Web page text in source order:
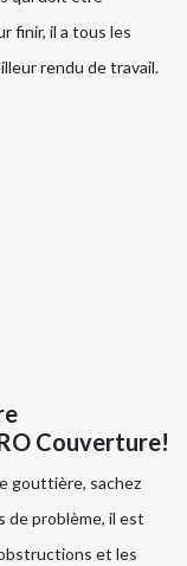
finir, il a tous les
rendu de travail.
Couverture!
gouttière, sachez
de problème, il est
et les